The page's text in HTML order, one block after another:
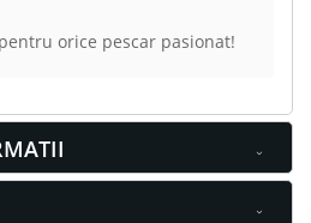
orice pescar pasionat!